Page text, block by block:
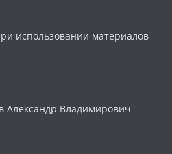
использовании материалов
Александр Владимирович